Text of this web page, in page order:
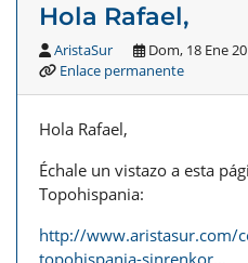
Hola Rafael,
AristaSur
Dom, 18 Ene
Enlace permanente
Hola Rafael,
Échale un vistazo a esta
Topohispania:
http://www.aristasur.com/